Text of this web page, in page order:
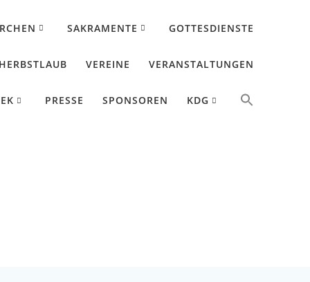
SAKRAMENTE GOTTESDIENSTE
VEREINE VERANSTALTUNGEN
PRESSE SPONSOREN KDG